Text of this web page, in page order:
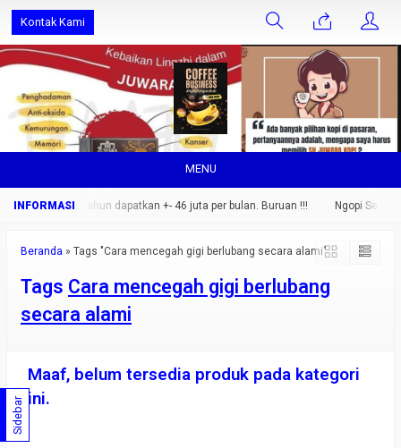
Kontak Kami
MENU
saja.. setahun dapatkan +- 46 juta per bulan. Buruan !!! Ngopi Sehat
Beranda » Tags "Cara mencegah gigi berlubang secara alami"
Tags Cara mencegah gigi berlubang
secara alami
Maaf, belum tersedia produk pada kategori
ini.
Sidebar